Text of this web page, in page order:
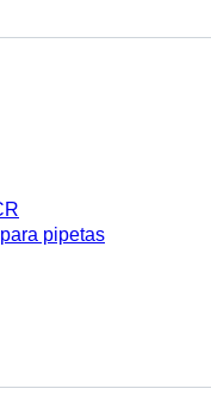
pipetas